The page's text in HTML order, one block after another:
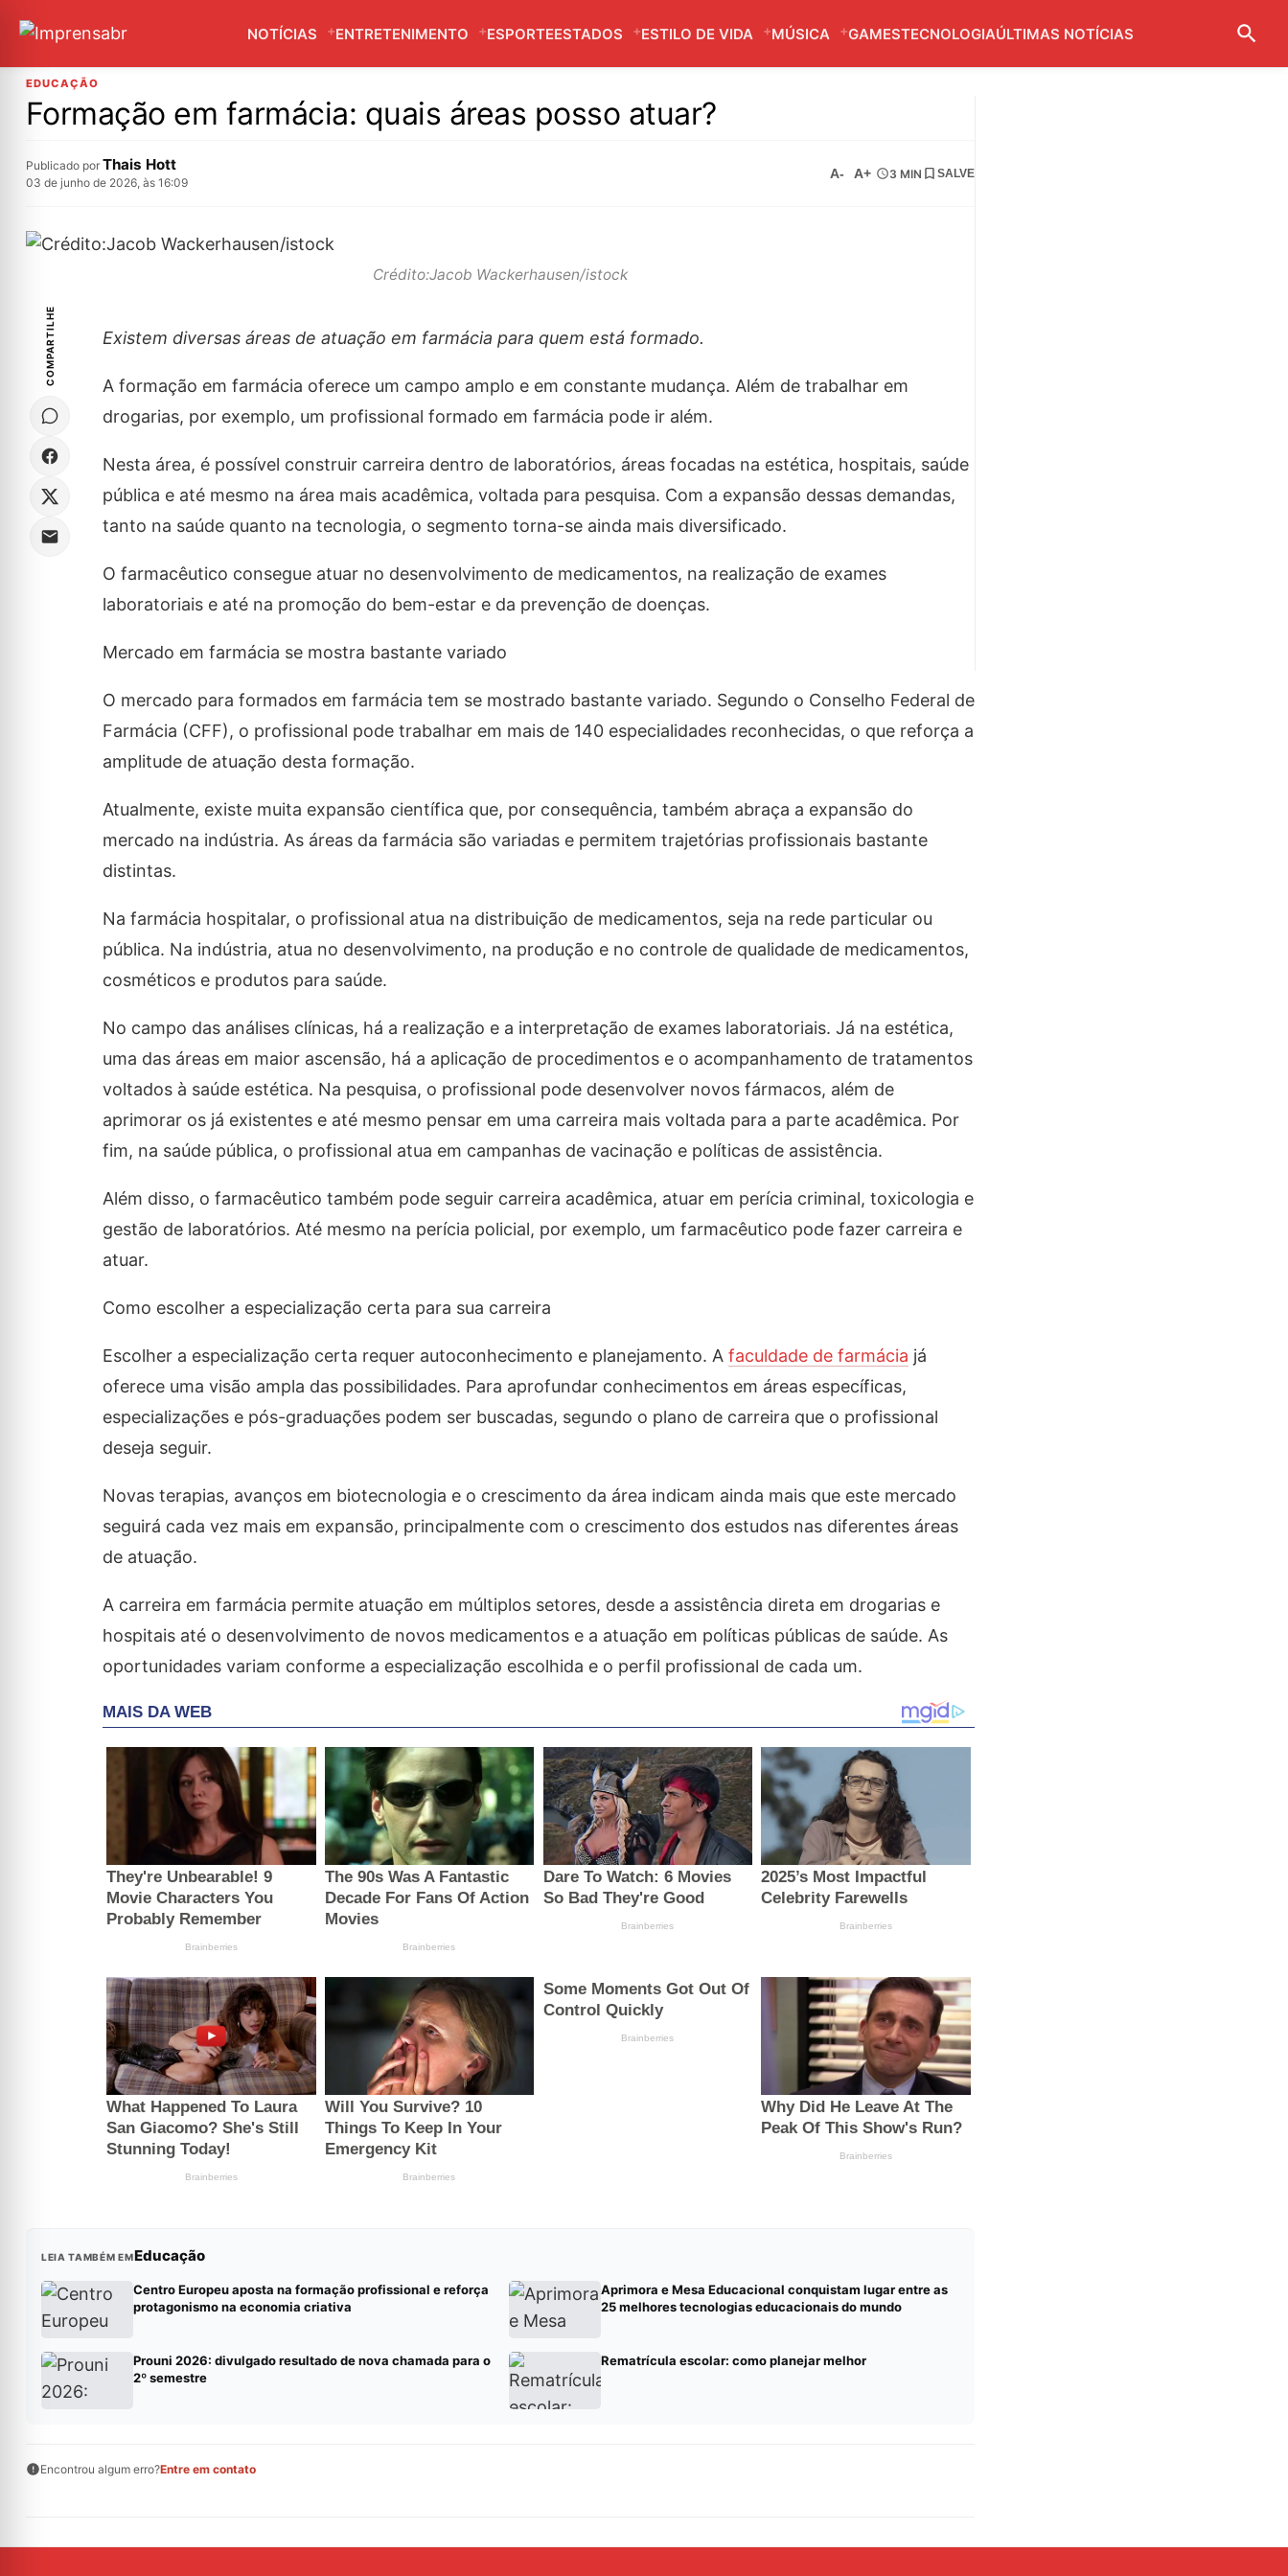
NOTÍCIAS ENTRETENIMENTO ESPORTEESTADOS ESTILO DE VIDA MÚSICA GAMESTECNOLOGIAÚLTIMAS NOTÍCIAS
EDUCAÇÃO
Formação em farmácia: quais áreas posso atuar?
Publicado por Thais Hott
03 de junho de 2026, às 16:09
A- A+ 3 MIN SALVE
Crédito:Jacob Wackerhausen/istock
COMPARTILHE Existem diversas áreas de atuação em farmácia para quem está formado.
A formação em farmácia oferece um campo amplo e em constante mudança. Além de trabalhar em
drogarias, por exemplo, um profissional formado em farmácia pode ir além.
Nesta área, é possível construir carreira dentro de laboratórios, áreas focadas na estética, hospitais, saúde
pública e até mesmo na área mais acadêmica, voltada para pesquisa. Com a expansão dessas demandas,
tanto na saúde quanto na tecnologia, o segmento torna-se ainda mais diversificado.
O farmacêutico consegue atuar no desenvolvimento de medicamentos, na realização de exames
laboratoriais e até na promoção do bem-estar e da prevenção de doenças.
Mercado em farmácia se mostra bastante variado
O mercado para formados em farmácia tem se mostrado bastante variado. Segundo o Conselho Federal de
Farmácia (CFF), o profissional pode trabalhar em mais de 140 especialidades reconhecidas, o que reforça a
amplitude de atuação desta formação.
Atualmente, existe muita expansão científica que, por consequência, também abraça a expansão do
mercado na indústria. As áreas da farmácia são variadas e permitem trajetórias profissionais bastante
distintas.
Na farmácia hospitalar, o profissional atua na distribuição de medicamentos, seja na rede particular ou
pública. Na indústria, atua no desenvolvimento, na produção e no controle de qualidade de medicamentos,
cosméticos e produtos para saúde.
No campo das análises clínicas, há a realização e a interpretação de exames laboratoriais. Já na estética,
uma das áreas em maior ascensão, há a aplicação de procedimentos e o acompanhamento de tratamentos
voltados à saúde estética. Na pesquisa, o profissional pode desenvolver novos fármacos, além de
aprimorar os já existentes e até mesmo pensar em uma carreira mais voltada para a parte acadêmica. Por
fim, na saúde pública, o profissional atua em campanhas de vacinação e políticas de assistência.
Além disso, o farmacêutico também pode seguir carreira acadêmica, atuar em perícia criminal, toxicologia e
gestão de laboratórios. Até mesmo na perícia policial, por exemplo, um farmacêutico pode fazer carreira e
atuar.
Como escolher a especialização certa para sua carreira
Escolher a especialização certa requer autoconhecimento e planejamento. A faculdade de farmácia já
oferece uma visão ampla das possibilidades. Para aprofundar conhecimentos em áreas específicas,
especializações e pós-graduações podem ser buscadas, segundo o plano de carreira que o profissional
deseja seguir.
Novas terapias, avanços em biotecnologia e o crescimento da área indicam ainda mais que este mercado
seguirá cada vez mais em expansão, principalmente com o crescimento dos estudos nas diferentes áreas
de atuação.
A carreira em farmácia permite atuação em múltiplos setores, desde a assistência direta em drogarias e
hospitais até o desenvolvimento de novos medicamentos e a atuação em políticas públicas de saúde. As
oportunidades variam conforme a especialização escolhida e o perfil profissional de cada um.
LEIA TAMBÉM EMEducação
Centro Europeu aposta na formação profissional e reforça
protagonismo na economia criativa
Aprimora e Mesa Educacional conquistam lugar entre as
25 melhores tecnologias educacionais do mundo
Prouni 2026: divulgado resultado de nova chamada para o
2º semestre
Rematrícula escolar: como planejar melhor
Encontrou algum erro?Entre em contato